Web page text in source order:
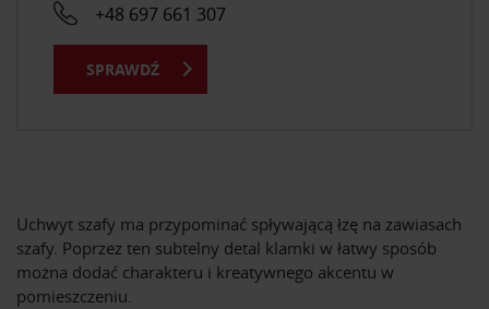
Uchwyt szafy ma przypominać spływającą łzę na zawiasach
szafy. Poprzez ten subtelny detal klamki w łatwy sposób
można dodać charakteru i kreatywnego akcentu w
pomieszczeniu.
+48 697 661 307
SPRAWDŹ